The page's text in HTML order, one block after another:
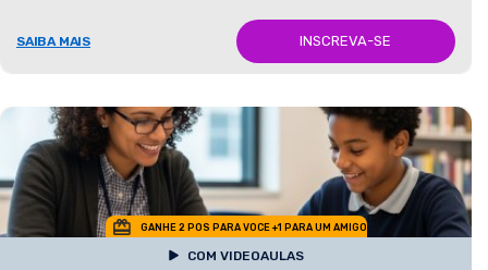
SAIBA MAIS INSCREVA-SE
GANHE 2 POS PARA VOCE +1 PARA UM AMIGO
COM VIDEOAULAS